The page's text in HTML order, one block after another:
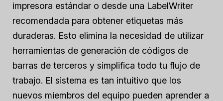
impresora estándar o desde una LabelWriter
recomendada para obtener etiquetas más
duraderas. Esto elimina la necesidad de utilizar
herramientas de generación de códigos de
barras de terceros y simplifica todo tu flujo de
trabajo. El sistema es tan intuitivo que los
nuevos miembros del equipo pueden aprender a